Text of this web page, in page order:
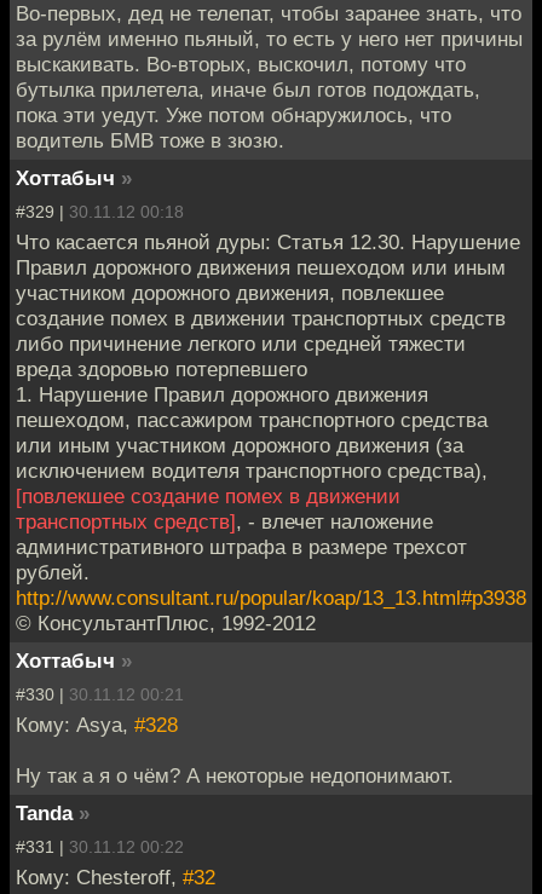
Во-первых, дед не телепат, чтобы заранее знать, что
за рулём именно пьяный, то есть у него нет причины
выскакивать. Во-вторых, выскочил, потому что
бутылка прилетела, иначе был готов подождать,
пока эти уедут. Уже потом обнаружилось, что
водитель БМВ тоже в зюзю.
Хоттабыч »
#329 | 30.11.12 00:18
Что касается пьяной дуры: Статья 12.30. Нарушение
Правил дорожного движения пешеходом или иным
участником дорожного движения, повлекшее
создание помех в движении транспортных средств
либо причинение легкого или средней тяжести
вреда здоровью потерпевшего
1. Нарушение Правил дорожного движения
пешеходом, пассажиром транспортного средства
или иным участником дорожного движения (за
исключением водителя транспортного средства),
[повлекшее создание помех в движении
транспортных средств], - влечет наложение
административного штрафа в размере трехсот
рублей.
http://www.consultant.ru/popular/koap/13_13.html#p3938
© КонсультантПлюс, 1992-2012
Хоттабыч »
#330 | 30.11.12 00:21
Кому: Asya, #328
Ну так а я о чём? А некоторые недопонимают.
Tanda »
#331 | 30.11.12 00:22
Кому: Chesteroff, #32